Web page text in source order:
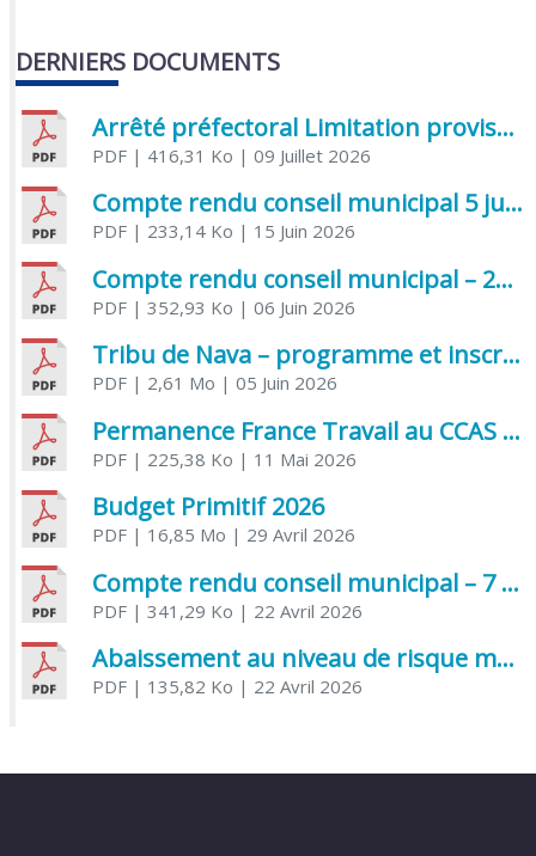
DERNIERS DOCUMENTS
Arrêté préfectoral Limitation provisoire des usages de l’eau
PDF| 416,31 Ko | 09 Juillet 2026
Compte rendu conseil municipal 5 juin 2026 sénatoriale
PDF| 233,14 Ko | 15 Juin 2026
Compte rendu conseil municipal – 21 avril 2026
PDF| 352,93 Ko | 06 Juin 2026
Tribu de Nava – programme et inscriptions été 2026
PDF| 2,61 Mo | 05 Juin 2026
Permanence France Travail au CCAS de Saujon Juin 2026
PDF| 225,38 Ko | 11 Mai 2026
Budget Primitif 2026
PDF| 16,85 Mo | 29 Avril 2026
Compte rendu conseil municipal – 7 avril 2026
PDF| 341,29 Ko | 22 Avril 2026
Abaissement au niveau de risque modéré de l’Influenza aviaire
PDF| 135,82 Ko | 22 Avril 2026